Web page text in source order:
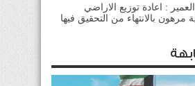
: اعادة توزيع الاراضي
مرهون بالانتهاء من التحقيق فيها